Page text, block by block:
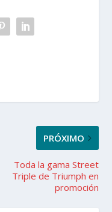
PRÓXIMO
Toda la gama Street
Triple de Triumph en
promoción